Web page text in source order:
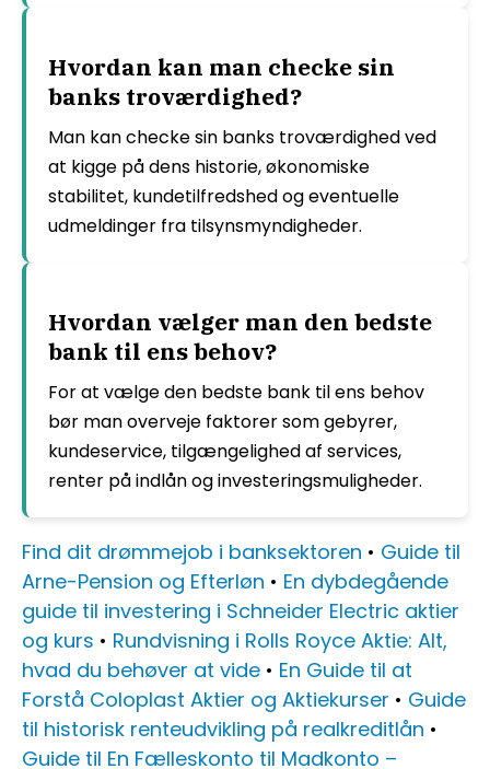
Hvordan kan man checke sin
banks troværdighed?
Man kan checke sin banks troværdighed ved
at kigge på dens historie, økonomiske
stabilitet, kundetilfredshed og eventuelle
udmeldinger fra tilsynsmyndigheder.
Hvordan vælger man den bedste
bank til ens behov?
For at vælge den bedste bank til ens behov
bør man overveje faktorer som gebyrer,
kundeservice, tilgængelighed af services,
renter på indlån og investeringsmuligheder.
Find dit drømmejob i banksektoren • Guide til
Arne-Pension og Efterløn • En dybdegående
guide til investering i Schneider Electric aktier
og kurs • Rundvisning i Rolls Royce Aktie: Alt,
hvad du behøver at vide • En Guide til at
Forstå Coloplast Aktier og Aktiekurser • Guide
til historisk renteudvikling på realkreditlån •
Guide til En Fælleskonto til Madkonto –